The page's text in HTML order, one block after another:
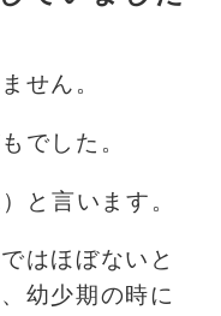
せん。
でした。
と言います。
はほぼないと
幼少期の時に